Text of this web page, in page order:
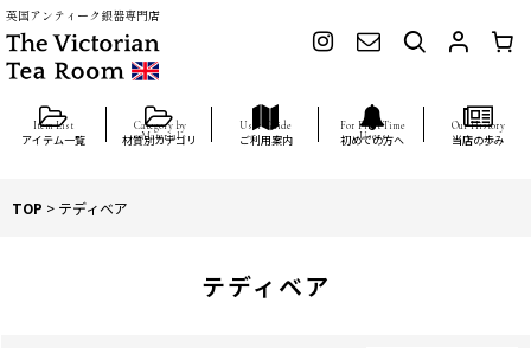
英国アンティーク銀器専門店
アイテム一覧 材質別カテゴリ ご利用案内 初めての方へ 当店の歩み
TOP > テディベア
テディベア